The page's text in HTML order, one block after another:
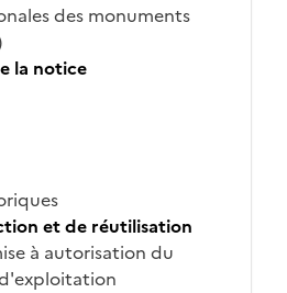
des monuments
la notice
et de réutilisation
à autorisation du